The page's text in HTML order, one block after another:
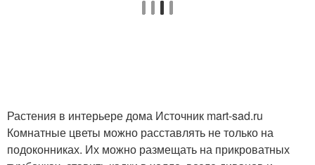
Растения в интерьере дома Источник mart-sad.ru
Комнатные цветы можно расставлять не только на
подоконниках. Их можно размещать на прикроватных